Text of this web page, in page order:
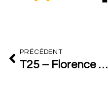
PRÉCÉDENT
T25 – Florence M.